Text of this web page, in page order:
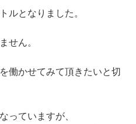
ルとなりました。
せん。
働かせてみて頂きたいと切
っていますが、